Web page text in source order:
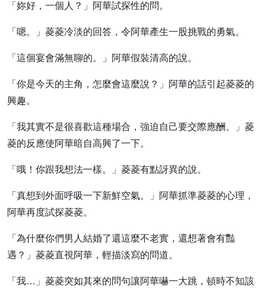
「妳好，一個人？」阿華試探性的問。
「嗯。」菱菱冷淡的回答，令阿華產生一股挑戰的勇氣。
「這個宴會滿無聊的。」阿華假裝清高的說。
「你是今天的主角，怎麼會這麼說？」阿華的話引起菱菱的
興趣。
「我其實不是很喜歡這種場合，強迫自己要交際應酬。」菱
菱的反應使阿華暗自高興了一下。
「哦！你跟我想法一樣。」菱菱有點訝異的說。
「真想到外面呼吸一下新鮮空氣。」阿華抓準菱菱的心理，
阿華再度試探菱菱。
「為什麼你們男人結婚了還這麼不老實，還想著會有豔
遇？」菱菱直視阿華，輕描淡寫的問道。
「我…」菱菱突如其來的問句讓阿華嚇一大跳，頓時不知該